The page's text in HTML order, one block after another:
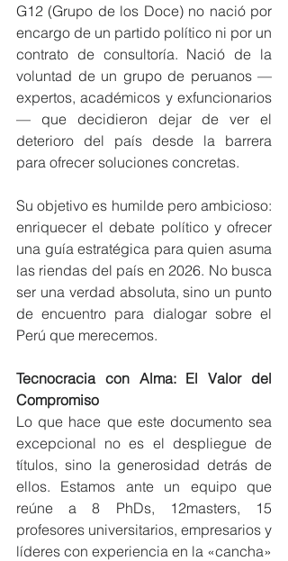
G12 (Grupo de los Doce) no nació por
encargo de un partido político ni por un
contrato de consultoría. Nació de la
voluntad de un grupo de peruanos —
expertos, académicos y exfuncionarios
— que decidieron dejar de ver el
deterioro del país desde la barrera
para ofrecer soluciones concretas.
Su objetivo es humilde pero ambicioso:
enriquecer el debate político y ofrecer
una guía estratégica para quien asuma
las riendas del país en 2026. No busca
ser una verdad absoluta, sino un punto
de encuentro para dialogar sobre el
Perú que merecemos.
Tecnocracia con Alma: El Valor del
Compromiso
Lo que hace que este documento sea
excepcional no es el despliegue de
títulos, sino la generosidad detrás de
ellos. Estamos ante un equipo que
reúne a 8 PhDs, 12masters, 15
profesores universitarios, empresarios y
líderes con experiencia en la «cancha»